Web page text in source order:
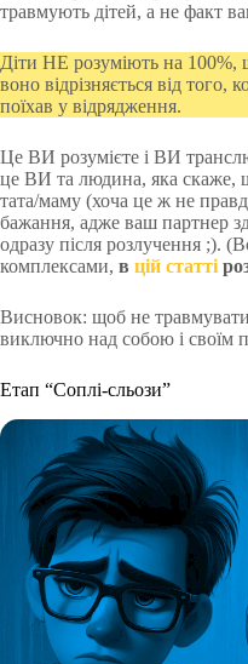
травмують дітей, а не факт
Діти НЕ розуміють на 100%,
воно відрізняється від того,
поїхав у відрядження.
Це ВИ розумієте і ВИ
це ВИ та людина, яка скаже,
тата/маму (хоча це ж не
бажання, адже ваш партнер
одразу після розлучення ;).
комплексами, в цій статті
Висновок: щоб не
виключно над собою і своїм
Етап “Соплі-сльози”